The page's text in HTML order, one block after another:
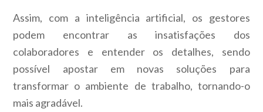
Assim, com a inteligência artificial, os gestores
podem encontrar as insatisfações dos
colaboradores e entender os detalhes, sendo
possível apostar em novas soluções para
transformar o ambiente de trabalho, tornando-o
mais agradável.